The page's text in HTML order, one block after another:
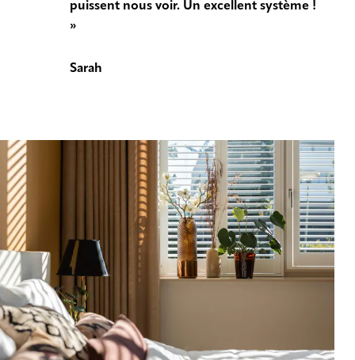
puissent nous voir. Un excellent système !
»
Sarah